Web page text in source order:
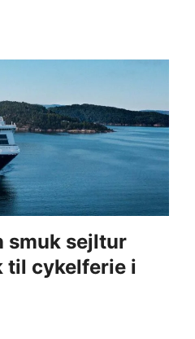
smuk sejltur
til cykelferie i